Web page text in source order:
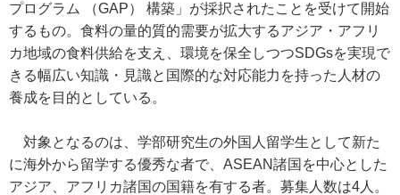
プログラム （GAP） 構築」が採択されたことを受けて開始
するもの。食料の量的質的需要が拡大するアジア・アフリ
カ地域の食料供給を支え、環境を保全しつつSDGsを実現で
きる幅広い知識・見識と国際的な対応能力を持った人材の
養成を目的としている。
対象となるのは、学部研究生の外国人留学生として新た
に海外から留学する優秀な者で、ASEAN諸国を中心とした
アジア、アフリカ諸国の国籍を有する者。募集人数は4人。